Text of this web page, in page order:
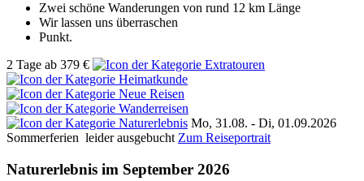
Zwei schöne Wanderungen von rund 12 km Länge
Wir lassen uns überraschen
Punkt.
2 Tage ab 379 €
Mo, 31.08. - Di, 01.09.2026
Sommerferien leider ausgebucht Zum Reiseportrait
Naturerlebnis im September 2026